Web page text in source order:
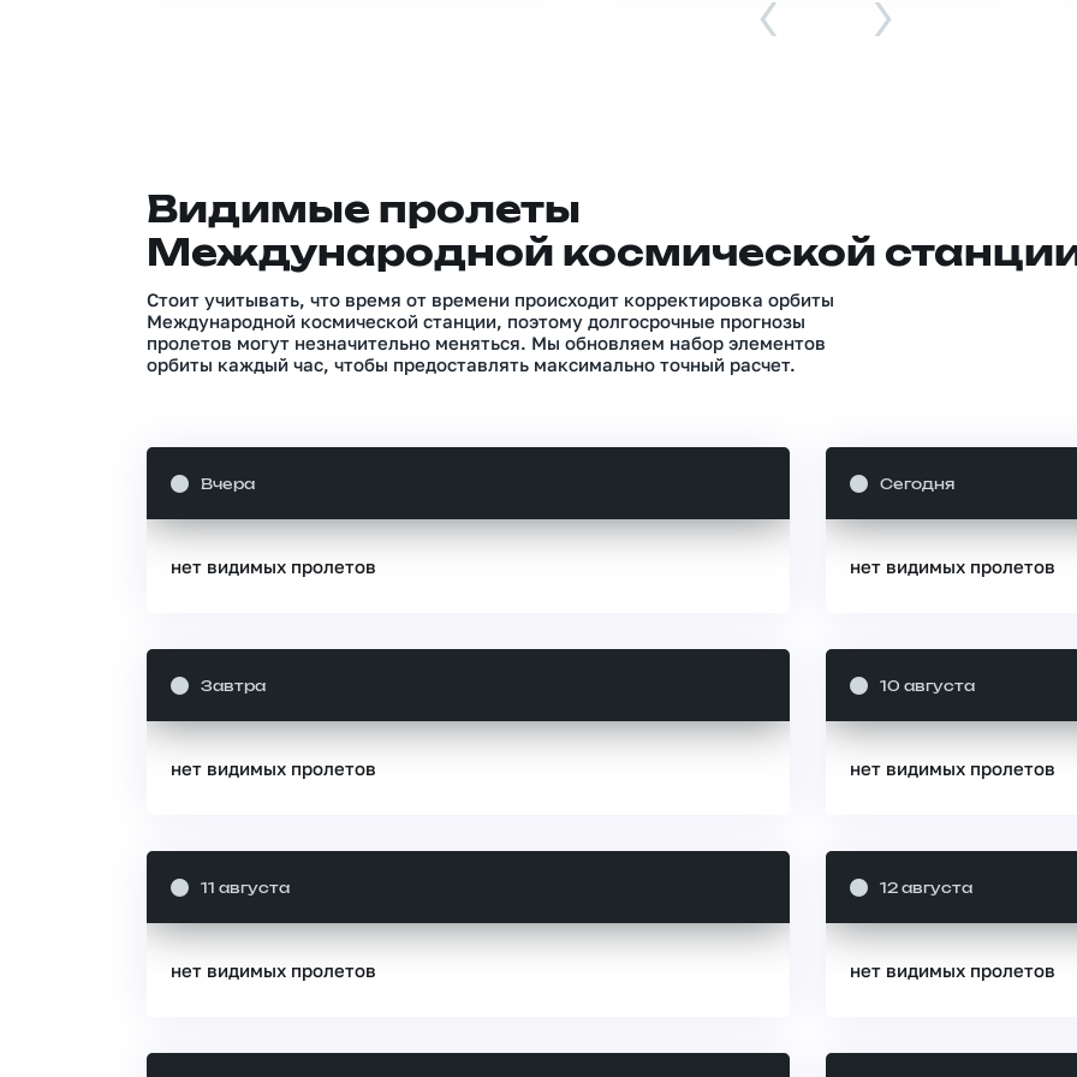
‹ ›
Видимые пролеты
Международной космической
Стоит учитывать, что время от времени происходит корректировка орбиты
Международной космической станции, поэтому долгосрочные прогнозы
пролетов могут незначительно меняться. Мы обновляем набор элементов
орбиты каждый час, чтобы предоставлять максимально точный расчет.
Вчера
нет видимых пролетов
Сегодня
нет видимых пролетов
Завтра
нет видимых пролетов
10 августа
нет видимых пролетов
11 августа
нет видимых пролетов
12 августа
нет видимых пролетов